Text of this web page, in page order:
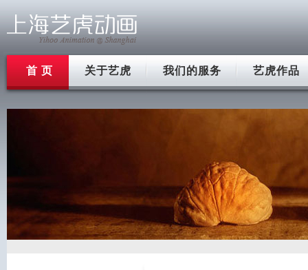
首 页 关于艺虎 我们的服务 艺虎作品